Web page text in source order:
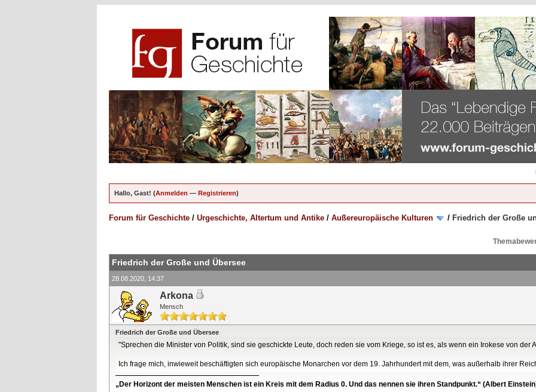
Hallo, Gast! (Anmelden — Registrieren)
Forum für Geschichte / Urgeschichte, Altertum und Antike / Außereuropäische Kulturen / Friedrich der Große
Friedrich der Große und Übersee
28.08.2020, 14:37
Arkona
Mensch
Friedrich der Große und Übersee
"Sprechen die Minister von Politik, sind sie geschickte Leute, doch reden sie vom Kriege, so ist es, als wenn ein Irokese von der
Ich frage mich, inwieweit beschäftigten sich europäische Monarchen vor dem 19. Jahrhundert mit dem, was außerhalb ihrer
„Der Horizont der meisten Menschen ist ein Kreis mit dem Radius 0. Und das nennen sie ihren Standpunkt.“ (Albert